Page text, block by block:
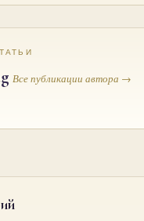
Все публикации автора →